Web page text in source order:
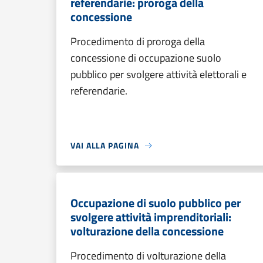
concessione
Procedimento di proroga della
concessione di occupazione suolo
pubblico per svolgere attività elettorali e
referendarie.
VAI ALLA PAGINA
Occupazione di suolo pubblico per
svolgere attività imprenditoriali:
volturazione della concessione
Procedimento di volturazione della